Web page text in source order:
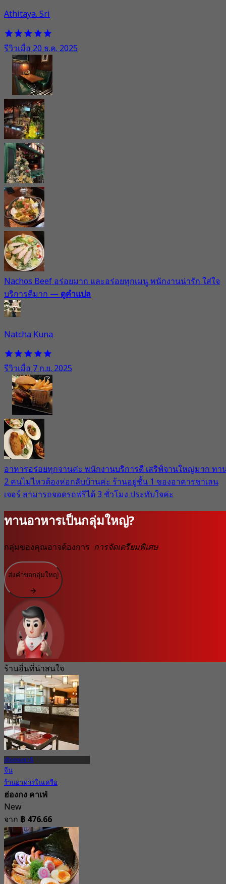
Athitaya. Sri
รีวิวเมื่อ 20 ธ.ค. 2025
Nachos Beef อร่อยมาก และอร่อยทุกเมนู พนักงานน่ารัก ใส่ใจ
บริการดีมาก — ดูคำแปล
Natcha Kuna
รีวิวเมื่อ 7 ก.ย. 2025
อาหารอร่อยทุกจานค่ะ พนักงานบริการดี เสริฟ์จานใหญ่มาก ทา
2 คนไม่ไหวต้องห่อกลับบ้านค่ะ ร้านอยู่ชั้น 1 ของอาคารชาเลน
เจอร์ สามารถจอดรถฟรีได้ 3 ชั่วโมง ประทับใจค่ะ
ทานอาหารเป็นกลุ่มใหญ่?
กลุ่มของคุณอาจต้องการ การจัดเตรียมพิเศษ
ส่งคำขอกลุ่มใหญ่
ร้านอื่นที่น่าสนใจ
เมืองทองธานี
จีน
ร้านอาหารในเครือ
ฮ่องกง คาเฟ่
New
จาก ฿ 476.66